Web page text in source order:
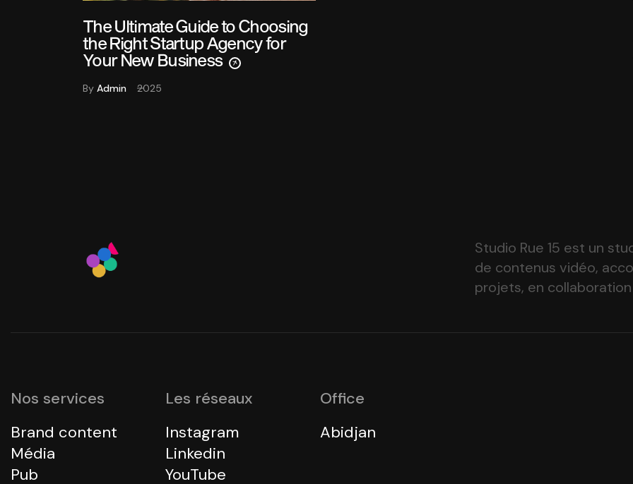
The Ultimate Guide to Choosing
the Right Startup Agency for
Your New Business
By Admin 2025
Studio Rue 15 est un
de contenus vidéo,
projets, en
Nos services
Brand content
Média
Pub
Les réseaux
Instagram
Linkedin
YouTube
Office
Abidjan